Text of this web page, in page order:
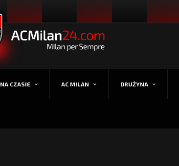
NA CZASIE AC MILAN DRUŻYNA